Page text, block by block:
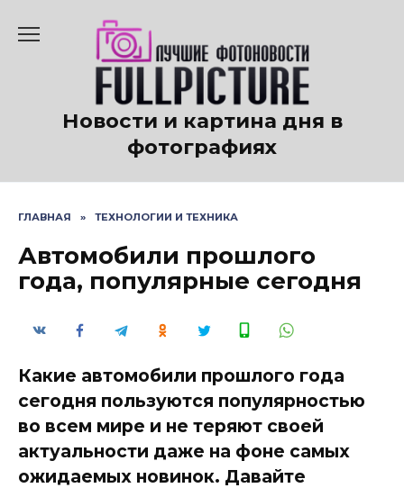
содержанию
Новости и картина дня в
фотографиях
ГЛАВНАЯ » ТЕХНОЛОГИИ И ТЕХНИКА
Автомобили прошлого
года, популярные сегодня
Какие автомобили прошлого года
сегодня пользуются популярностью
во всем мире и не теряют своей
актуальности даже на фоне самых
ожидаемых новинок. Давайте